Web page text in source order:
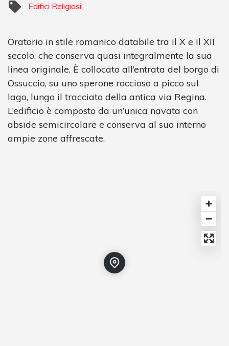
Edifici Religiosi
Oratorio in stile romanico databile tra il X e il XII
secolo, che conserva quasi integralmente la sua
linea originale. È collocato all’entrata del borgo di
Ossuccio, su uno sperone roccioso a picco sul
lago, lungo il tracciato della antica via Regina.
L’edificio è composto da un’unica navata con
abside semicircolare e conserva al suo interno
ampie zone affrescate.